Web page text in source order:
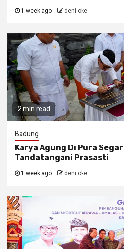
1 week ago deni oke
2 min read
Badung
Karya Agung Di Pura
Tandatangani Prasasti
1 week ago deni oke